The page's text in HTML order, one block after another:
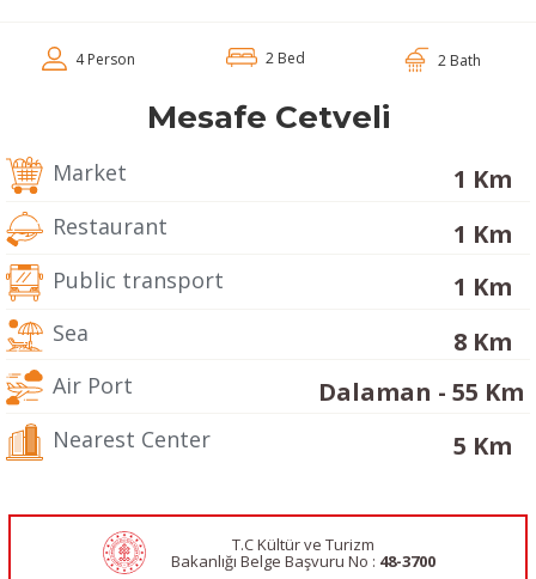
4 Person 2 Bed 2 Bath
Mesafe Cetveli
Market 1 Km
Restaurant 1 Km
Public transport 1 Km
Sea 8 Km
Air Port Dalaman - 55 Km
Nearest Center 5 Km
T.C Kültür ve Turizm
Bakanlığı Belge Başvuru No : 48-3700